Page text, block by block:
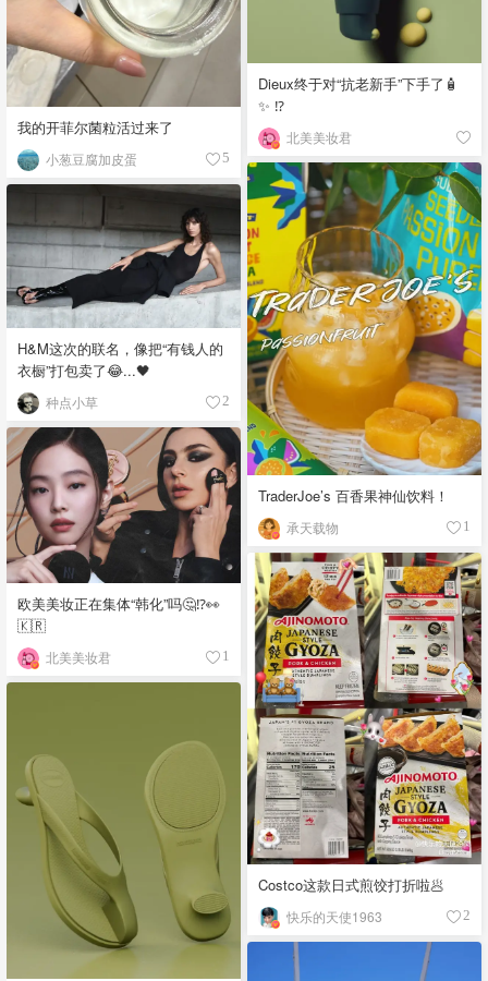
Dieux终于对“抗老新手”下手了🧴
✨ ⁉️
北美美妆君
我的开菲尔菌粒活过来了
小葱豆腐加皮蛋 5
TraderJoe’s 百香果神仙饮料！
承天载物 1
H&M这次的联名，像把“有钱人的
衣橱”打包卖了😂...🖤
种点小草 2
欧美美妆正在集体“韩化”吗🤔⁉️👀
🇰🇷
北美美妆君 1
Costco这款日式煎饺打折啦🥟
快乐的天使1963 2